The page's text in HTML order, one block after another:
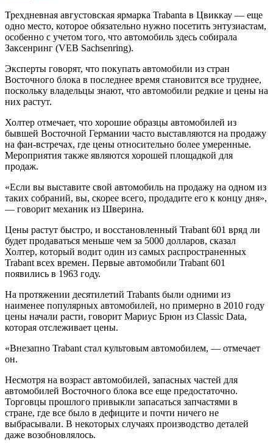
Трехдневная августовская ярмарка Trabanta в Цвиккау — еще
одно место, которое обязательно нужно посетить энтузиастам,
особенно с учетом того, что автомобиль здесь собирала
Заксенринг (VEB Sachsenring).
Эксперты говорят, что покупать автомобили из стран
Восточного блока в последнее время становится все труднее,
поскольку владельцы знают, что автомобили редкие и цены на
них растут.
Холтер отмечает, что хорошие образцы автомобилей из
бывшей Восточной Германии часто выставляются на продажу
на фан-встречах, где цены относительно более умеренные.
Мероприятия также являются хорошей площадкой для
продаж.
«Если вы выставите свой автомобиль на продажу на одном из
таких собраний, вы, скорее всего, продадите его к концу дня»,
— говорит механик из Шверина.
Цены растут быстро, и восстановленный Trabant 601 вряд ли
будет продаваться меньше чем за 5000 долларов, сказал
Холтер, который водит один из самых распространенных
Trabant всех времен. Первые автомобили Trabant 601
появились в 1963 году.
На протяжении десятилетий Trabants были одними из
наименее популярных автомобилей, но примерно в 2010 году
цены начали расти, говорит Мариус Брюн из Classic Data,
которая отслеживает цены.
«Внезапно Trabant стал культовым автомобилем, — отмечает
он.
Несмотря на возраст автомобилей, запасных частей для
автомобилей Восточного блока все еще предостаточно.
Торговцы прошлого привыкли запасаться запчастями в
стране, где все было в дефиците и почти ничего не
выбрасывали. В некоторых случаях производство деталей
даже возобновлялось.